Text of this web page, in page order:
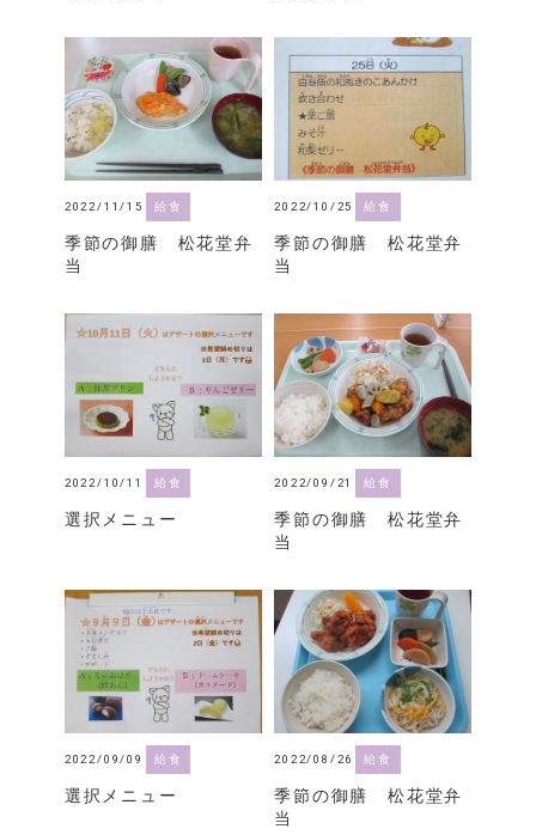
2022/11/15 給食
季節の御膳 松花堂弁
当
2022/10/25 給食
季節の御膳 松花堂弁
当
2022/10/11 給食
選択メニュー
2022/09/21 給食
季節の御膳 松花堂弁
当
2022/09/09 給食
選択メニュー
2022/08/26 給食
季節の御膳 松花堂弁
当